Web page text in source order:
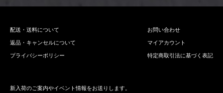
配送・送料について
返品・キャンセルについて
プライバシーポリシー
お問い合わせ
マイアカウント
特定商取引法に基づく表記
新入荷のご案内やイベント情報をお送りします。